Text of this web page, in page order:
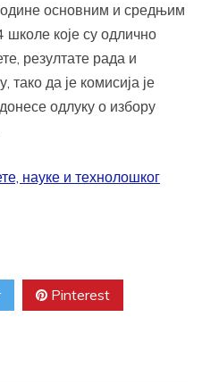
основним и средњим
које су одлично
резултате рада и
тако да је комисија је
одлуку о избору
науке и технолошког
Pinterest